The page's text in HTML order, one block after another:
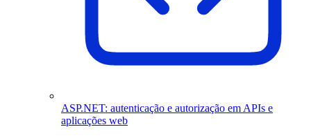
ASP.NET: autenticação e autorização em APIs e
aplicações web